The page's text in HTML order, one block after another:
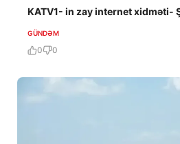
KATV1- in zay internet xidməti-
GÜNDƏM
0 0